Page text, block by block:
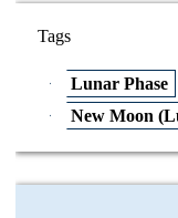
Tags
Lunar Phase
New Moon